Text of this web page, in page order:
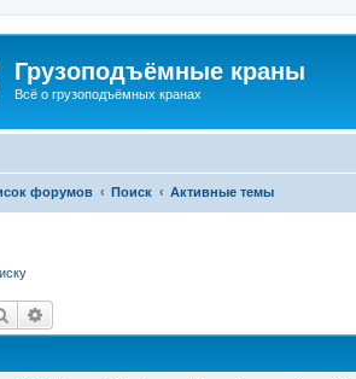
Грузоподъёмные краны
Всё о грузоподъёмных кранах
форумов Поиск Активные темы
Поиск